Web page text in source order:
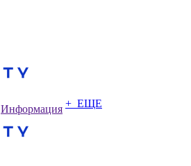
Информация + ЕЩЕ